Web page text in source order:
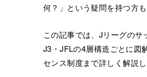
何？」という疑問を持つ方も
この記事では、Jリーグの
J3・JFLの4層構造ごとに図
センス制度まで詳しく解説し